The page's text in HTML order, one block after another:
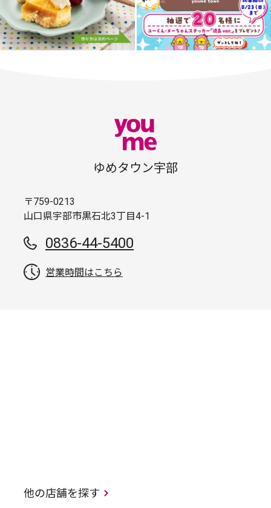
ゆめタウン宇部
〒759-0213
山口県宇部市黒石北3丁目4-1
0836-44-5400
営業時間はこちら
他の店舗を探す